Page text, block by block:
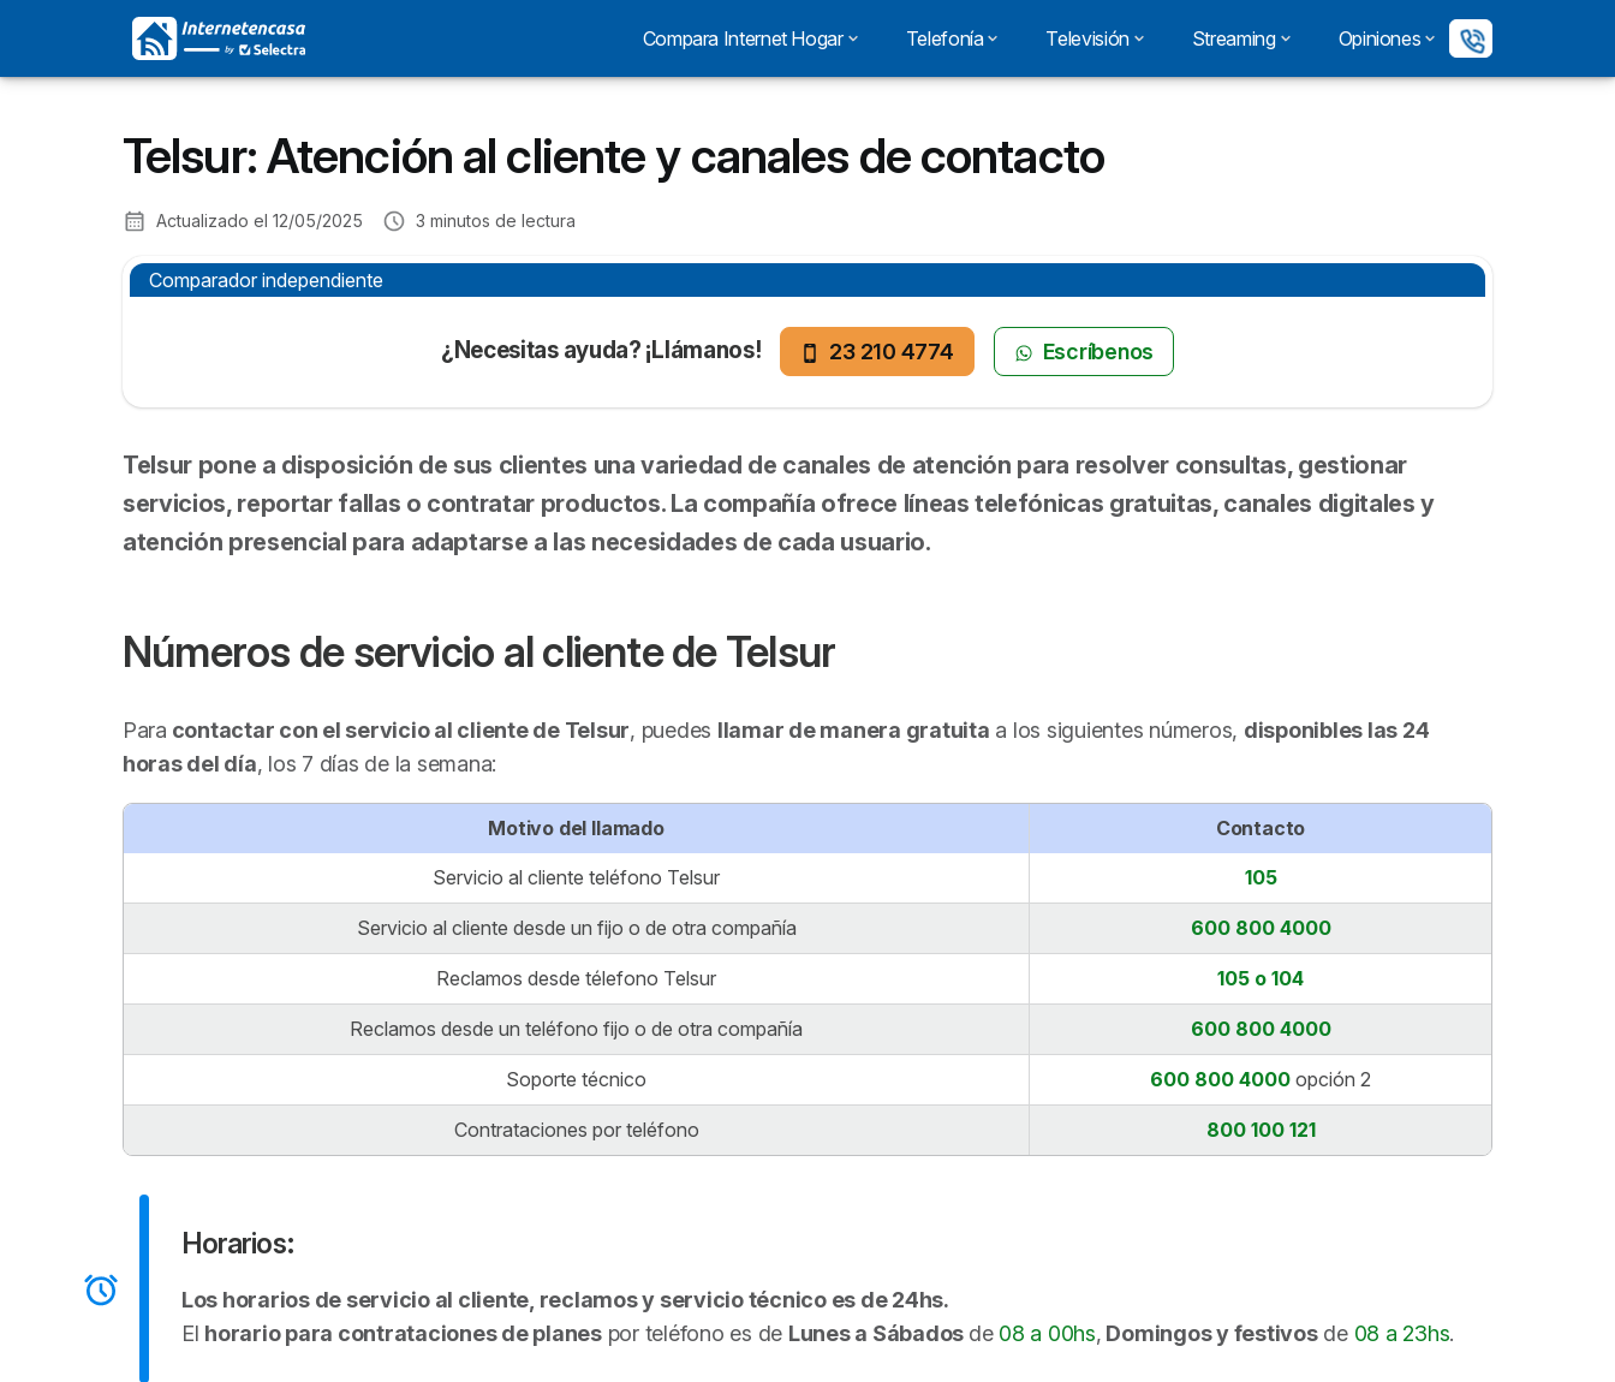
Compara Internet Hogar Telefonía Televisión Streaming Opiniones
Telsur: Atención al cliente y canales de contacto
Actualizado el 12/05/2025 3 minutos de lectura
Comparador independiente
¿Necesitas ayuda? ¡Llámanos! 23 210 4774 Escríbenos
Telsur pone a disposición de sus clientes una variedad de canales de atención para resolver consultas, gestionar
servicios, reportar fallas o contratar productos. La compañía ofrece líneas telefónicas gratuitas, canales digitales y
atención presencial para adaptarse a las necesidades de cada usuario.
Números de servicio al cliente de Telsur
Para contactar con el servicio al cliente de Telsur, puedes llamar de manera gratuita a los siguientes números, disponibles las 24
horas del día, los 7 días de la semana:
Motivo del llamado Contacto
Servicio al cliente teléfono Telsur 105
Servicio al cliente desde un fijo o de otra compañía 600 800 4000
Reclamos desde télefono Telsur 105 o 104
Reclamos desde un teléfono fijo o de otra compañía 600 800 4000
Soporte técnico 600 800 4000 opción 2
Contrataciones por teléfono 800 100 121
Horarios:
Los horarios de servicio al cliente, reclamos y servicio técnico es de 24hs.
El horario para contrataciones de planespor teléfono es de Lunes a Sábados de 08 a 00hs, Domingos y festivosde 08 a 23hs.